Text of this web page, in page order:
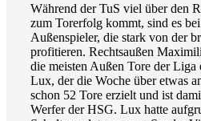
Während der TuS viel über den
zum Torerfolg kommt, sind es
Außenspieler, die stark von der
profitieren. Rechtsaußen
die meisten Außen Tore der Liga
Lux, der die Woche über etwas
schon 52 Tore erzielt und ist
Werfer der HSG. Lux hatte